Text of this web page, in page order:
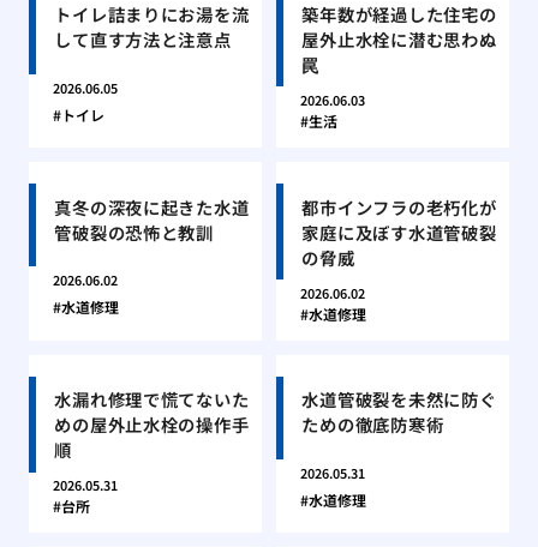
トイレ詰まりにお湯を流
して直す方法と注意点
2026.06.05
トイレ
築年数が経過した住宅の
屋外止水栓に潜む思わぬ
罠
2026.06.03
生活
真冬の深夜に起きた水道
管破裂の恐怖と教訓
2026.06.02
水道修理
都市インフラの老朽化が
家庭に及ぼす水道管破裂
の脅威
2026.06.02
水道修理
水漏れ修理で慌てないた
めの屋外止水栓の操作手
順
2026.05.31
台所
水道管破裂を未然に防ぐ
ための徹底防寒術
2026.05.31
水道修理